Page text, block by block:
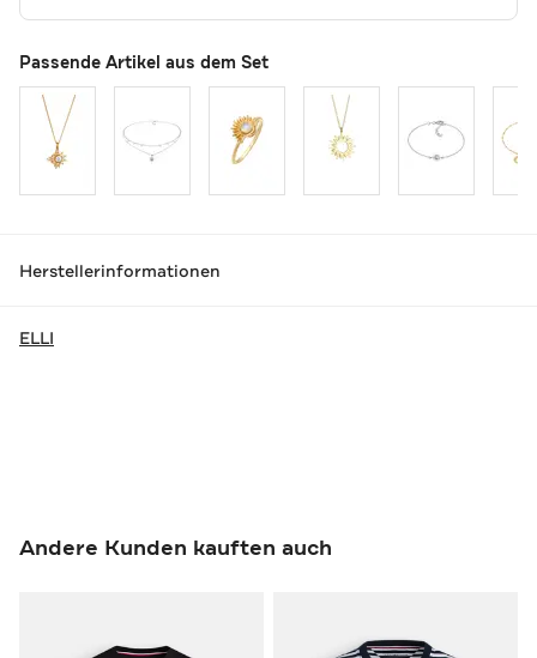
Passende Artikel aus dem Set
Herstellerinformationen
ELLI
Andere Kunden kauften auch